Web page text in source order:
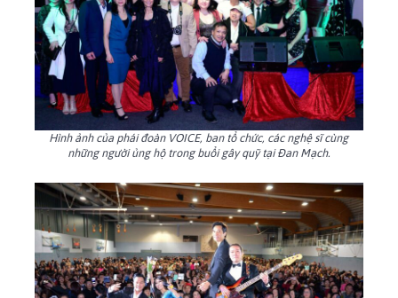
Hình ảnh của phái đoàn VOICE, ban tổ chức, các nghệ sĩ cùng
những người ủng hộ trong buổi gây quỹ tại Đan Mạch.